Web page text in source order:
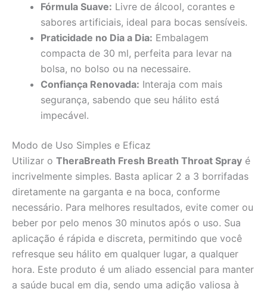
Fórmula Suave: Livre de álcool, corantes e
sabores artificiais, ideal para bocas sensíveis.
Praticidade no Dia a Dia: Embalagem
compacta de 30 ml, perfeita para levar na
bolsa, no bolso ou na necessaire.
Confiança Renovada: Interaja com mais
segurança, sabendo que seu hálito está
impecável.
Modo de Uso Simples e Eficaz
Utilizar o TheraBreath Fresh Breath Throat Spray é
incrivelmente simples. Basta aplicar 2 a 3 borrifadas
diretamente na garganta e na boca, conforme
necessário. Para melhores resultados, evite comer ou
beber por pelo menos 30 minutos após o uso. Sua
aplicação é rápida e discreta, permitindo que você
refresque seu hálito em qualquer lugar, a qualquer
hora. Este produto é um aliado essencial para manter
a saúde bucal em dia, sendo uma adição valiosa à